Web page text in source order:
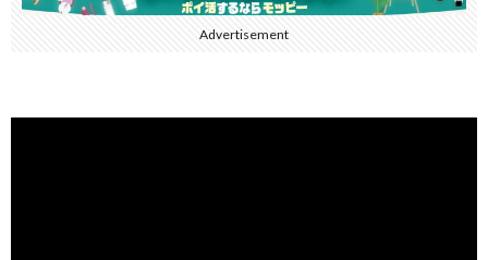
Advertisement